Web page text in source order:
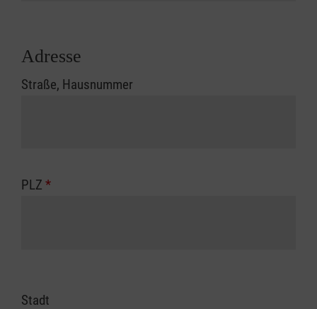
Adresse
Straße, Hausnummer
PLZ *
Stadt